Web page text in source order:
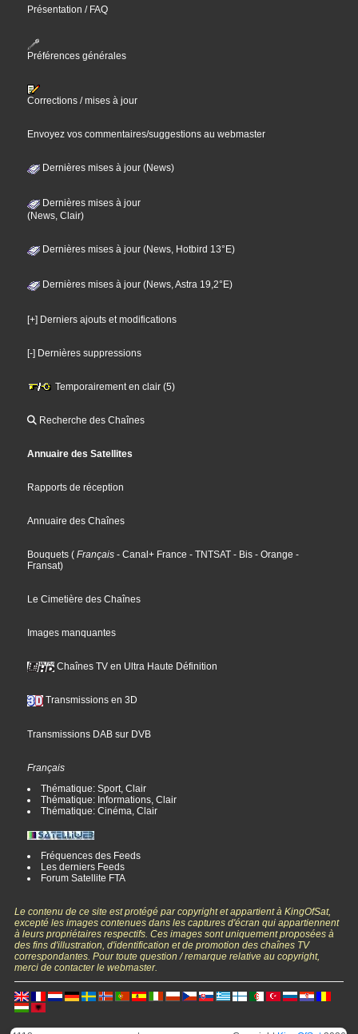
Présentation / FAQ
Préférences générales
Corrections / mises à jour
Envoyez vos commentaires/suggestions au webmaster
Dernières mises à jour (News)
Dernières mises à jour
(News, Clair)
Dernières mises à jour (News, Hotbird 13°E)
Dernières mises à jour (News, Astra 19,2°E)
[+] Derniers ajouts et modifications
[-] Dernières suppressions
Temporairement en clair (5)
Recherche des Chaînes
Annuaire des Satellites
Rapports de réception
Annuaire des Chaînes
Bouquets ( Français - Canal+ France - TNTSAT - Bis - Orange -
Fransat)
Le Cimetière des Chaînes
Images manquantes
Chaînes TV en Ultra Haute Définition
Transmissions en 3D
Transmissions DAB sur DVB
Français
Thématique: Sport, Clair
Thématique: Informations, Clair
Thématique: Cinéma, Clair
Fréquences des Feeds
Les derniers Feeds
Forum Satellite FTA
Le contenu de ce site est protégé par copyright et appartient à KingOfSat,
excepté les images contenues dans les captures d'écran qui appartiennent
à leurs propriétaires respectifs. Ces images sont uniquement proposées à
des fins d'illustration, d'identification et de promotion des chaînes TV
correspondantes. Pour toute question / remarque relative au copyright,
merci de contacter le webmaster.